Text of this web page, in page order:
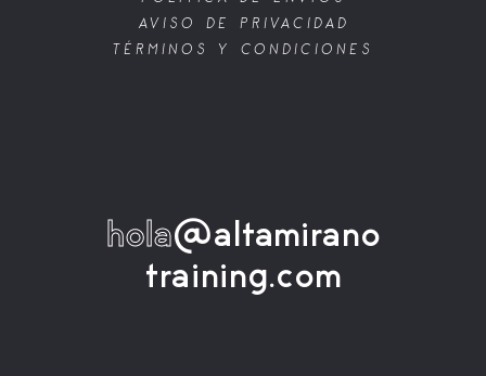
AVISO DE PRIVACIDAD
TÉRMINOS Y CONDICIONES
hola@altamirano
training.com